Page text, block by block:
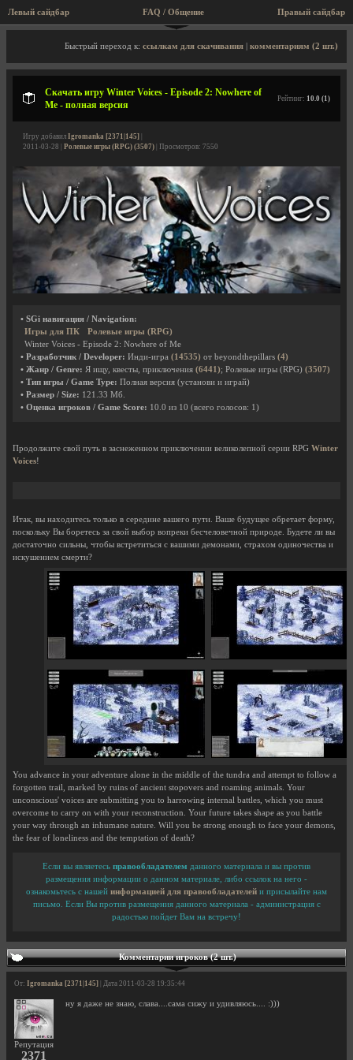
Левый сайдбар Правый сайдбар
FAQ / Общение
Описание игры, скриншоты, видео
Быстрый переход к: ссылкам для скачивания комментариям (2 шт.)
Скачать игру Winter Voices - Episode 2: Nowhere of
Me - полная версия
Рейтинг: 10.0 (1)
Игру добавил Igromanka [2371|145]
2011-03-28 | Ролевые игры (RPG) (3507) | Просмотров: 7550
• SGi навигация / Navigation:
Игры для ПК
Ролевые игры (RPG)
Winter Voices - Episode 2: Nowhere of Me
• Разработчик / Developer: Инди-игра (14535) от beyondthepillars (4)
• Жанр / Genre: Я ищу, квесты, приключения (6441); Ролевые игры (RPG) (3507)
• Тип игры / Game Type: Полная версия (установи и играй)
• Размер / Size: 121.33 Мб.
• Оценка игроков / Game Score: 10.0 из 10 (всего голосов: 1)
Продолжите свой путь в заснеженном приключении великолепной серии RPG Winter
Voices!
Итак, вы находитесь только в середине вашего пути. Ваше будущее обретает форму,
поскольку Вы боретесь за свой выбор вопреки бесчеловечной природе. Будете ли вы
достаточно сильны, чтобы встретиться с вашими демонами, страхом одиночества и
искушением смерти?
You advance in your adventure alone in the middle of the tundra and attempt to follow a
forgotten trail, marked by ruins of ancient stopovers and roaming animals. Your
unconscious' voices are submitting you to harrowing internal battles, which you must
overcome to carry on with your reconstruction. Your future takes shape as you battle
your way through an inhumane nature. Will you be strong enough to face your demons,
the fear of loneliness and the temptation of death?
Если вы являетесь правообладателем данного материала и вы против
размещения информации о данном материале, либо ссылок на него -
ознакомьтесь с нашей информацией для правообладателей и присылайте нам
письмо. Если Вы против размещения данного материала - администрация с
радостью пойдет Вам на встречу!
Комментарии игроков (2 шт.)
От: Igromanka [2371|145] | Дата 2011-03-28 19:35:44
Репутация
2371
ну я даже не знаю, слава....сама сижу и удивляюсь.... :)))